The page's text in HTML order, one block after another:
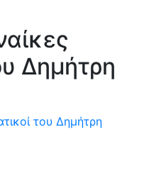
Δημήτρη